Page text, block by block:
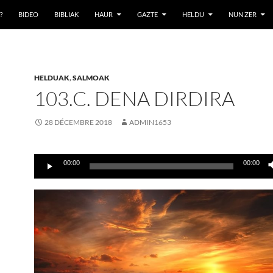
? BIDEO BIBLIAK HAUR GAZTE HELDU NUN ZER
HELDUAK,SALMOAK
103.C. DENA DIRDIRA
28 DÉCEMBRE 2018 ADMIN1653
Lecteur
audio
00:00 00:00